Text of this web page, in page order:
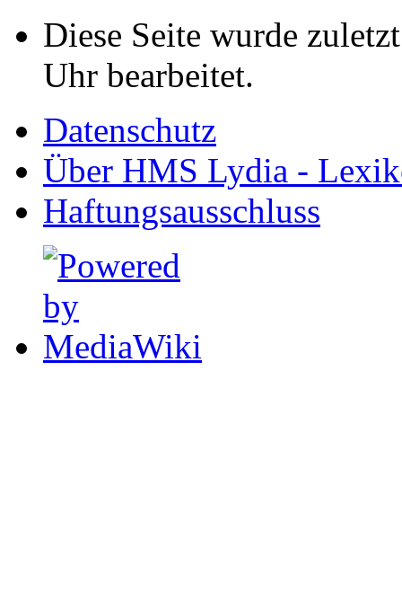
Diese Seite wurde
Uhr bearbeitet.
Datenschutz
Über HMS Lydia -
Haftungsausschluss